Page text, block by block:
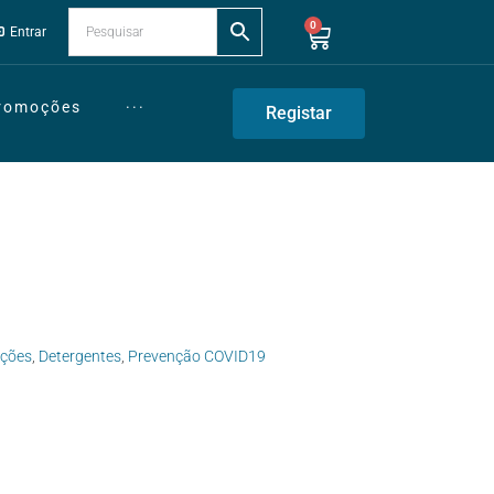
Entrar 0
··· Registar
Detergentes Prevenção COVID19